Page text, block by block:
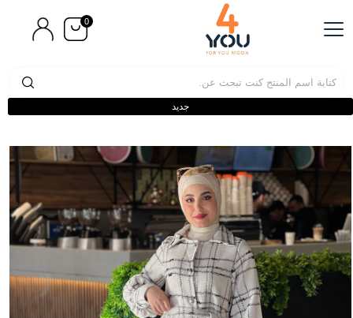
0
جديد